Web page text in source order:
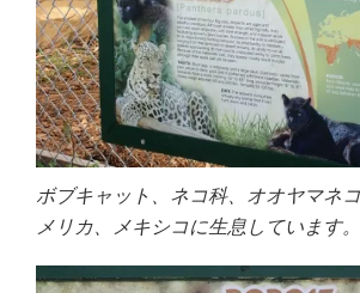
ボブキャット、ネコ科、オオヤマネ
メリカ、メキシコに生息しています。